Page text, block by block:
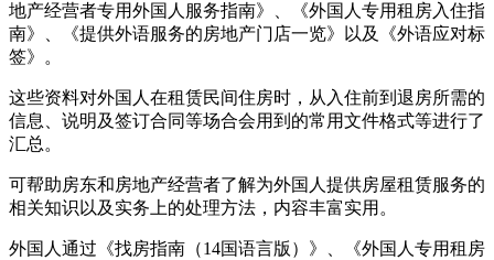
地产经营者专用外国人服务指南》、《外国人专用租房入住指
南》、《提供外语服务的房地产门店一览》以及《外语应对标
签》。
这些资料对外国人在租赁民间住房时，从入住前到退房所需的
信息、说明及签订合同等场合会用到的常用文件格式等进行了
汇总。
可帮助房东和房地产经营者了解为外国人提供房屋租赁服务的
相关知识以及实务上的处理方法，内容丰富实用。
外国人通过《找房指南（14国语言版）》、《外国人专用租房